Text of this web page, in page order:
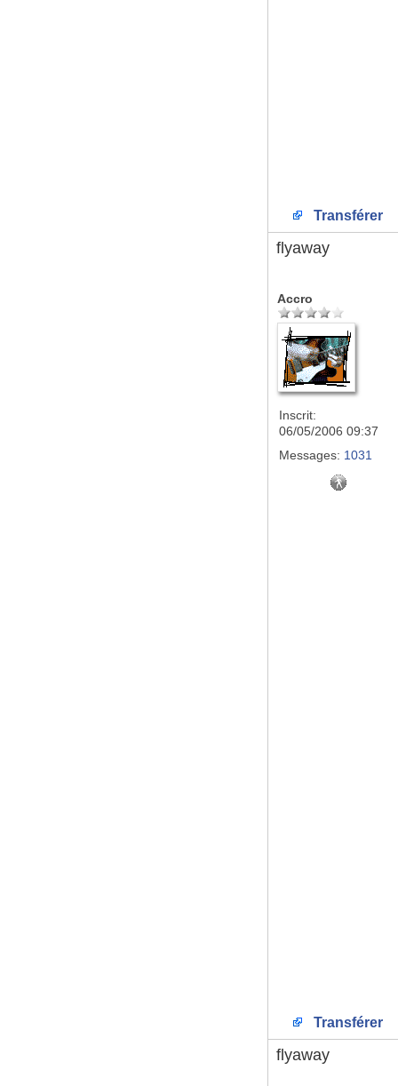
Transférer
flyaway
Accro
Inscrit:
06/05/2006 09:37
Messages: 1031
Transférer
flyaway